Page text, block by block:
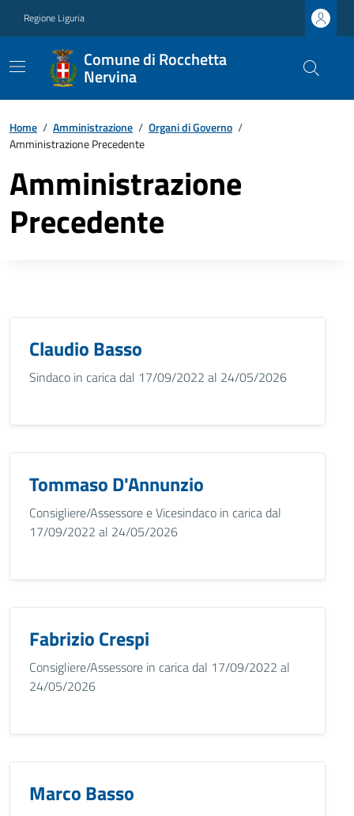
Regione Liguria
Comune di Rocchetta
Nervina
Home / Amministrazione / Organi di Governo /
Amministrazione Precedente
Amministrazione
Precedente
Claudio Basso
Sindaco in carica dal 17/09/2022 al 24/05/2026
Tommaso D'Annunzio
Consigliere/Assessore e Vicesindaco in carica dal
17/09/2022 al 24/05/2026
Fabrizio Crespi
Consigliere/Assessore in carica dal 17/09/2022 al
24/05/2026
Marco Basso